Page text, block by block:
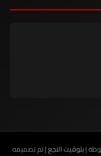
بتوقيت النجع| تم تصميمه